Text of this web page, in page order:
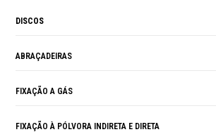
DISCOS
ABRAÇADEIRAS
FIXAÇÃO A GÁS
FIXAÇÃO À PÓLVORA INDIRETA E DIRETA